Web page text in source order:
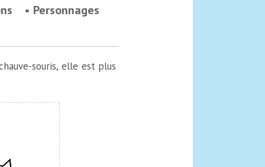
Personnages
souris, elle est plus